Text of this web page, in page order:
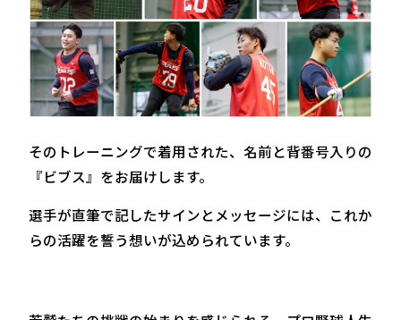
そのトレーニングで着用された、名前と背番号入りの
『ビブス』をお届けします。
選手が直筆で記したサインとメッセージには、これか
らの活躍を誓う想いが込められています。